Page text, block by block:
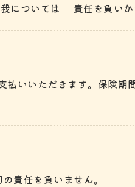
については 責任を負いか
いいただきます。保険期
責任を負いません。